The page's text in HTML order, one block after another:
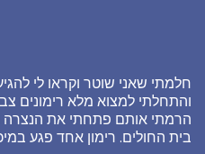
חלמתי שאני שוטר וקראו לי
והתחלתי למצוא מלא רימונים
הרמתי אותם פתחתי את הנצרה
בית החולים. רימון אחד פגע